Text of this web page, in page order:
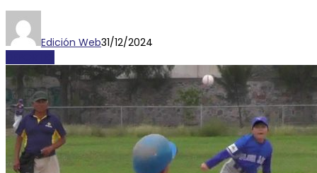
Edición Web31/12/2024